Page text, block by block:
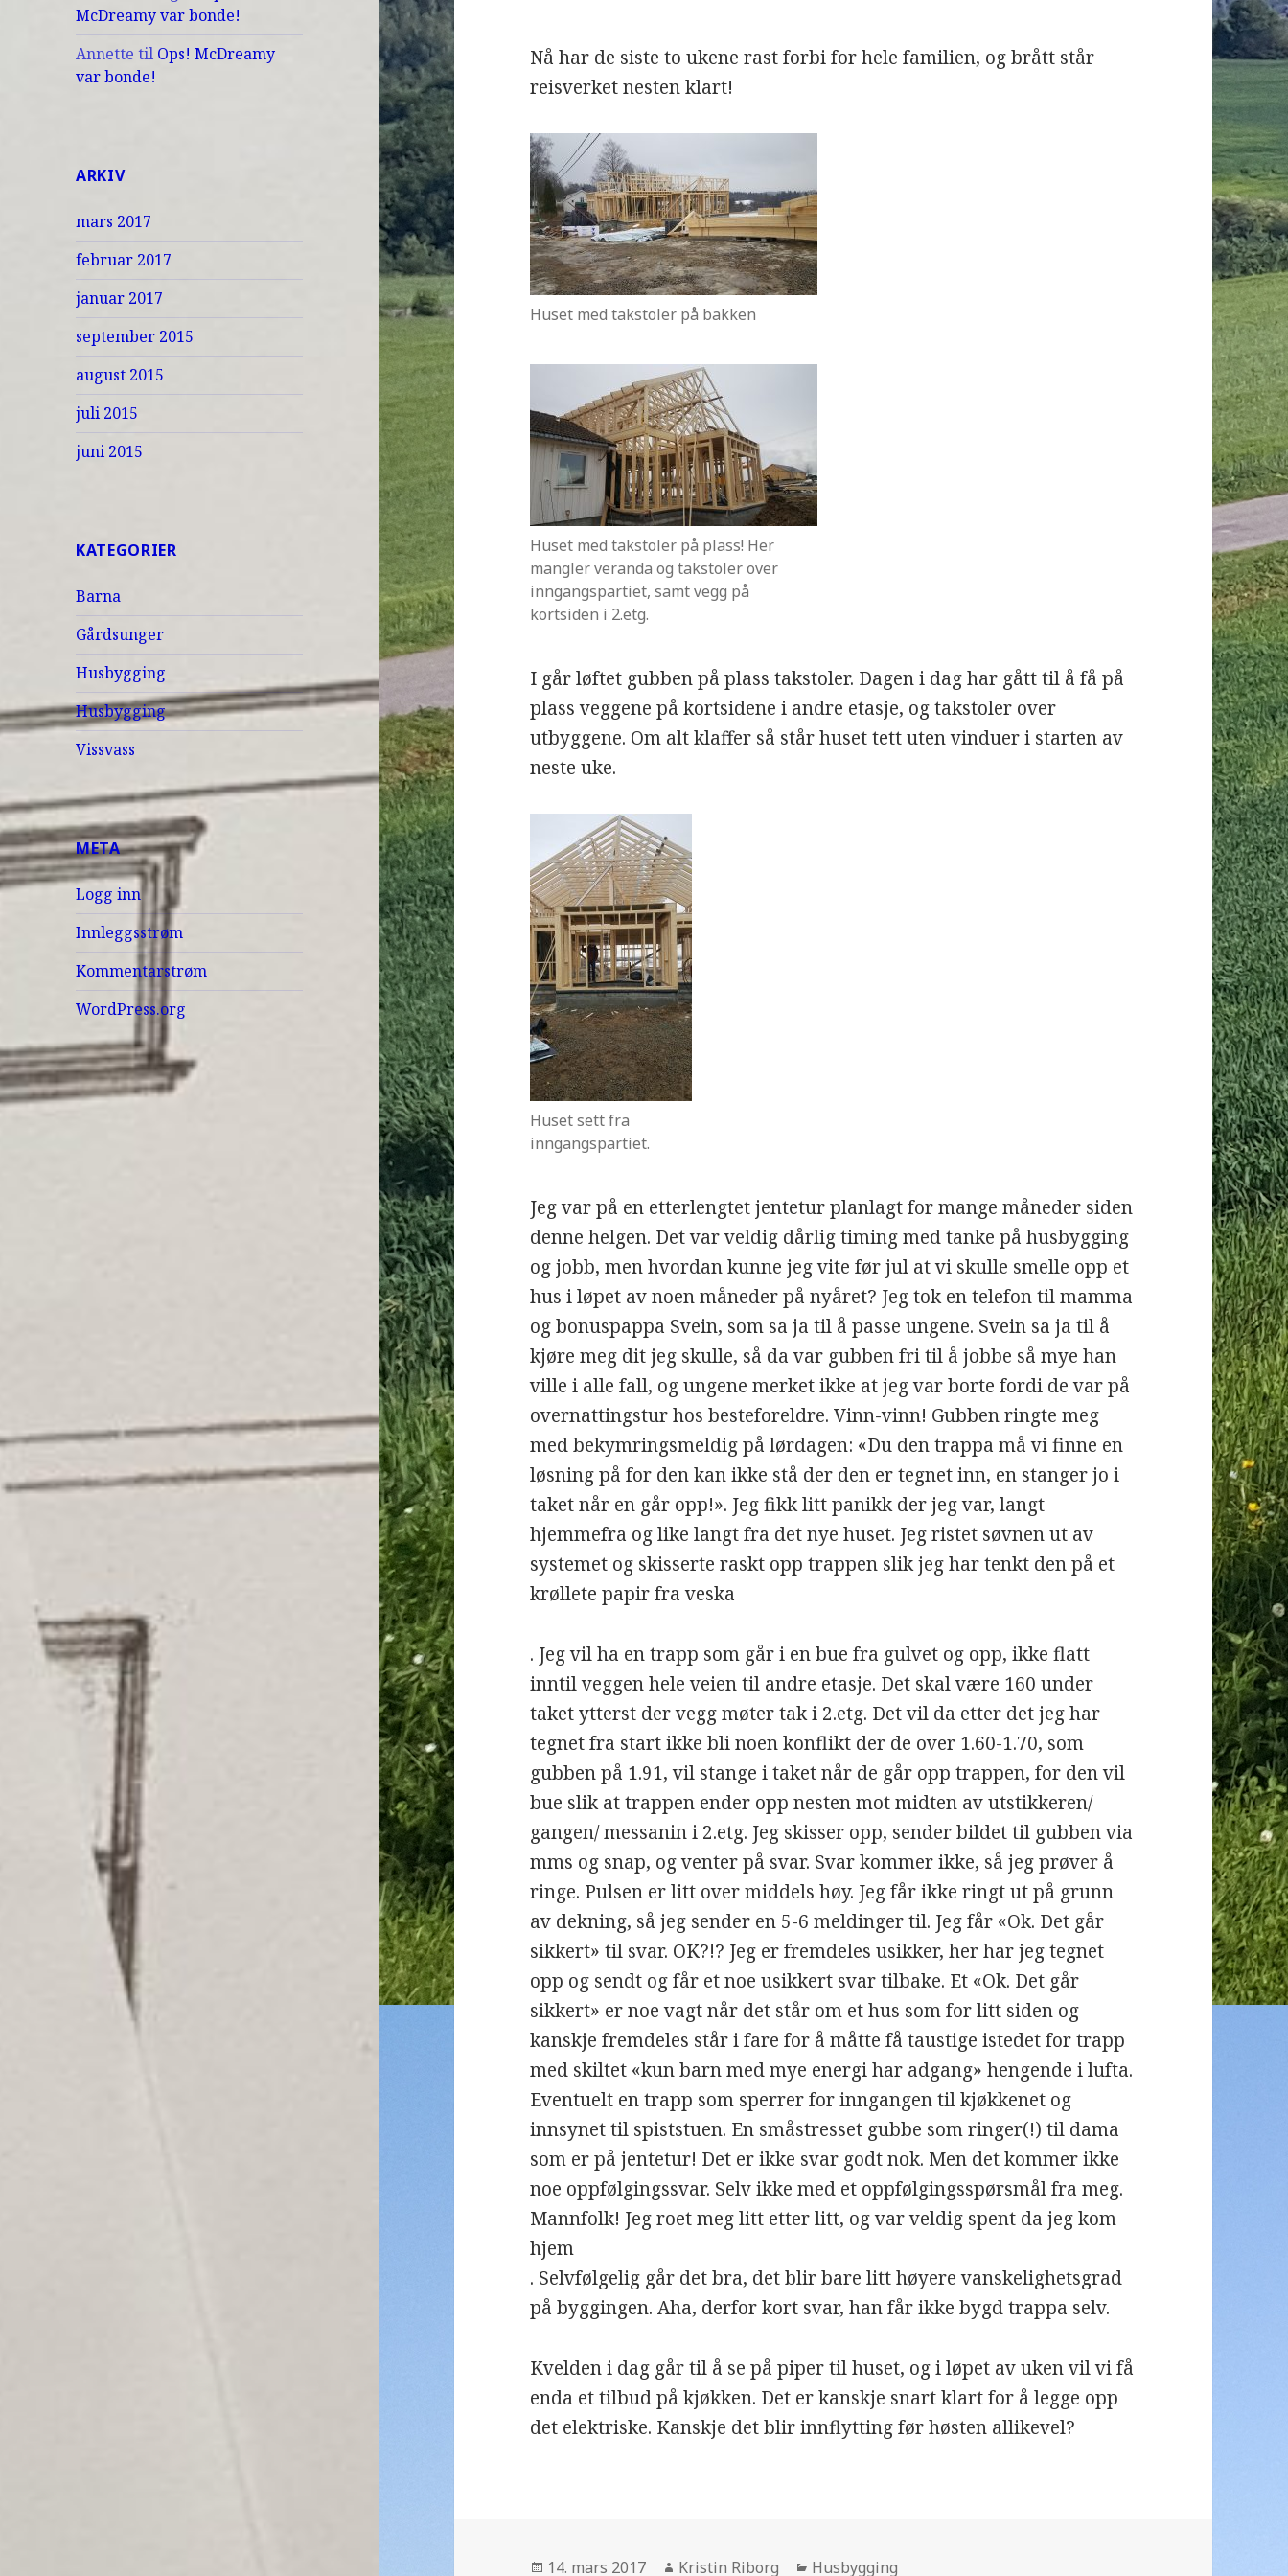
McDreamy var bonde!
Annette til Ops! McDreamy
var bonde!
ARKIV
mars 2017
februar 2017
januar 2017
september 2015
august 2015
juli 2015
juni 2015
KATEGORIER
Barna
Gårdsunger
Husbygging
Husbygging
Vissvass
META
Logg inn
Innleggsstrøm
Kommentarstrøm
WordPress.org
Nå har de siste to ukene rast forbi for hele familien, og brått står
reisverket nesten klart!
Huset med takstoler på bakken
Huset med takstoler på plass! Her
mangler veranda og takstoler over
inngangspartiet, samt vegg på
kortsiden i 2.etg.
I går løftet gubben på plass takstoler. Dagen i dag har gått til å få på
plass veggene på kortsidene i andre etasje, og takstoler over
utbyggene. Om alt klaffer så står huset tett uten vinduer i starten av
neste uke.
Huset sett fra
inngangspartiet.
Jeg var på en etterlengtet jentetur planlagt for mange måneder siden
denne helgen. Det var veldig dårlig timing med tanke på husbygging
og jobb, men hvordan kunne jeg vite før jul at vi skulle smelle opp et
hus i løpet av noen måneder på nyåret? Jeg tok en telefon til mamma
og bonuspappa Svein, som sa ja til å passe ungene. Svein sa ja til å
kjøre meg dit jeg skulle, så da var gubben fri til å jobbe så mye han
ville i alle fall, og ungene merket ikke at jeg var borte fordi de var på
overnattingstur hos besteforeldre. Vinn-vinn! Gubben ringte meg
med bekymringsmeldig på lørdagen: «Du den trappa må vi finne en
løsning på for den kan ikke stå der den er tegnet inn, en stanger jo i
taket når en går opp!». Jeg fikk litt panikk der jeg var, langt
hjemmefra og like langt fra det nye huset. Jeg ristet søvnen ut av
systemet og skisserte raskt opp trappen slik jeg har tenkt den på et
krøllete papir fra veska
. Jeg vil ha en trapp som går i en bue fra gulvet og opp, ikke flatt
inntil veggen hele veien til andre etasje. Det skal være 160 under
taket ytterst der vegg møter tak i 2.etg. Det vil da etter det jeg har
tegnet fra start ikke bli noen konflikt der de over 1.60-1.70, som
gubben på 1.91, vil stange i taket når de går opp trappen, for den vil
bue slik at trappen ender opp nesten mot midten av utstikkeren/
gangen/ messanin i 2.etg. Jeg skisser opp, sender bildet til gubben via
mms og snap, og venter på svar. Svar kommer ikke, så jeg prøver å
ringe. Pulsen er litt over middels høy. Jeg får ikke ringt ut på grunn
av dekning, så jeg sender en 5-6 meldinger til. Jeg får «Ok. Det går
sikkert» til svar. OK?!? Jeg er fremdeles usikker, her har jeg tegnet
opp og sendt og får et noe usikkert svar tilbake. Et «Ok. Det går
sikkert» er noe vagt når det står om et hus som for litt siden og
kanskje fremdeles står i fare for å måtte få taustige istedet for trapp
med skiltet «kun barn med mye energi har adgang» hengende i lufta.
Eventuelt en trapp som sperrer for inngangen til kjøkkenet og
innsynet til spiststuen. En småstresset gubbe som ringer(!) til dama
som er på jentetur! Det er ikke svar godt nok. Men det kommer ikke
noe oppfølgingssvar. Selv ikke med et oppfølgingsspørsmål fra meg.
Mannfolk! Jeg roet meg litt etter litt, og var veldig spent da jeg kom
hjem
. Selvfølgelig går det bra, det blir bare litt høyere vanskelighetsgrad
på byggingen. Aha, derfor kort svar, han får ikke bygd trappa selv.
Kvelden i dag går til å se på piper til huset, og i løpet av uken vil vi få
enda et tilbud på kjøkken. Det er kanskje snart klart for å legge opp
det elektriske. Kanskje det blir innflytting før høsten allikevel?
Publisert
14. mars 2017 Forfatter
Kristin Riborg Kategorier
Husbygging